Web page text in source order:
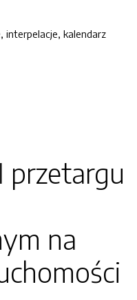
interpelacje, kalendarz
przetargu
na